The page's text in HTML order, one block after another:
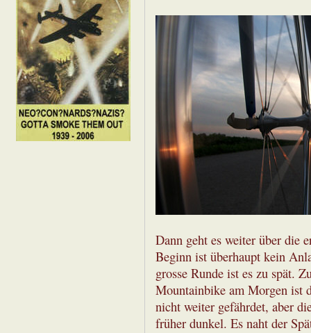
Dann geht es weiter über die
Beginn ist überhaupt kein
grosse Runde ist es zu spät.
Mountainbike am Morgen ist
nicht weiter gefährdet, aber
früher dunkel. Es naht der